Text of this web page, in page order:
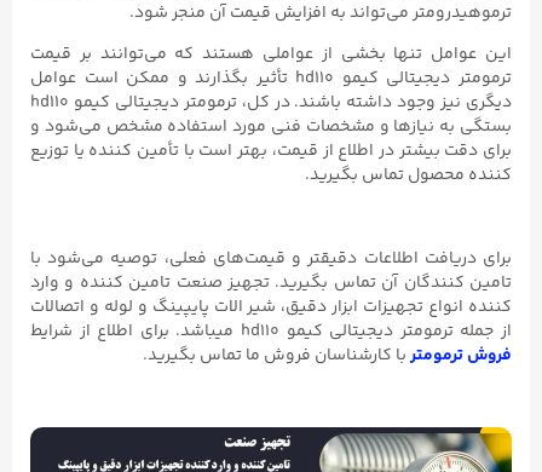
ترموهیدرومتر می‌تواند به افزایش قیمت آن منجر شود.
این عوامل تنها بخشی از عواملی هستند که می‌توانند بر قیمت
ترمومتر دیجیتالی کیمو hd110 تأثیر بگذارند و ممکن است عوامل
دیگری نیز وجود داشته باشند. در کل، ترمومتر دیجیتالی کیمو hd110
بستگی به نیازها و مشخصات فنی مورد استفاده مشخص می‌شود و
برای دقت بیشتر در اطلاع از قیمت، بهتر است با تأمین کننده یا توزیع
کننده محصول تماس بگیرید.
برای دریافت اطلاعات دقیقتر و قیمت‌های فعلی، توصیه می‌شود با
تامین کنندگان آن تماس بگیرید. تجهیز صنعت تامین کننده و وارد
کننده انواع تجهیزات ابزار دقیق، شیر الات پایپینگ و لوله و اتصالات
از جمله ترمومتر دیجیتالی کیمو hd110 میباشد. برای اطلاع از شرایط
فروش ترمومتربا کارشناسان فروش ما تماس بگیرید.